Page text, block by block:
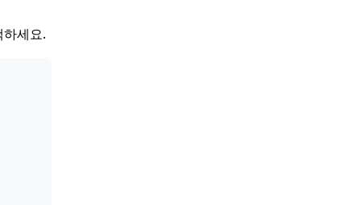
세요.